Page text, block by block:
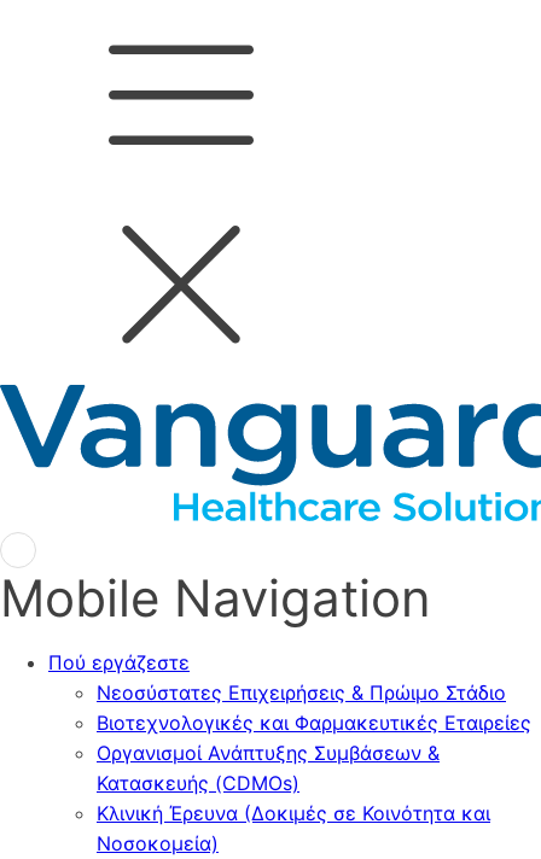
Mobile Navigation
Πού εργάζεστε
Νεοσύστατες Επιχειρήσεις & Πρώιμο Στάδιο
Βιοτεχνολογικές και Φαρμακευτικές Εταιρείες
Οργανισμοί Ανάπτυξης Συμβάσεων &
Κατασκευής (CDMOs)
Κλινική Έρευνα (Δοκιμές σε Κοινότητα και
Νοσοκομεία)